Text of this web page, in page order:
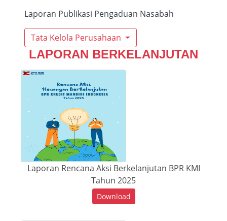
Laporan Publikasi Pengaduan Nasabah
Tata Kelola Perusahaan
LAPORAN BERKELANJUTAN
Laporan Rencana Aksi Berkelanjutan BPR KMI
Tahun 2025
Download